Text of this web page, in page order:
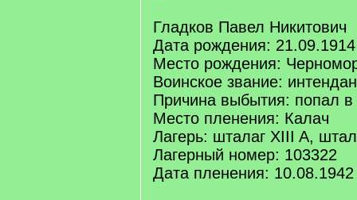
Гладков Павел Никитович
Дата рождения: 21.09.1914
Место рождения:
Воинское звание:
Причина выбытия: попал в
Место пленения: Калач
Лагерь: шталаг XIII A,
Лагерный номер: 103322
Дата пленения: 10.08.1942